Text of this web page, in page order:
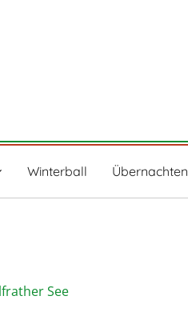
Winterball Übernachten
See